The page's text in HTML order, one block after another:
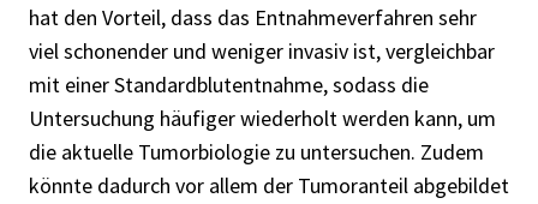
hat den Vorteil, dass das Entnahmeverfahren sehr
viel schonender und weniger invasiv ist, vergleichbar
mit einer Standardblutentnahme, sodass die
Untersuchung häufiger wiederholt werden kann, um
die aktuelle Tumorbiologie zu untersuchen. Zudem
könnte dadurch vor allem der Tumoranteil abgebildet